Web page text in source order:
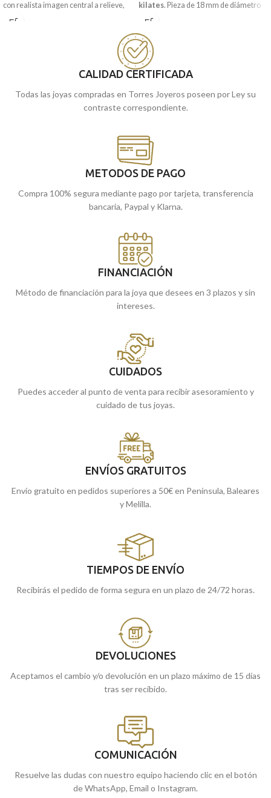
con realista imagen central a relieve,
que incorpora a modo de decoración,
Recógela en nuestras tiendas de
Málaga, o cómprala online y te la
kilates. Pieza de 18 mm de diámetro
con realista imagen central a relieve,
original y sencillo bisel lateral que le
dan ese toque tan especial.
Recógela en nuestras tiendas de
llevamos a casa.
CALIDAD CERTIFICADA
Todas las joyas compradas en Torres Joyeros poseen por Ley su
contraste correspondiente.
METODOS DE PAGO
Compra 100% segura mediante pago por tarjeta, transferencia
bancaria, Paypal y Klarna.
FINANCIACIÓN
Método de financiación para la joya que desees en 3 plazos y sin
intereses.
CUIDADOS
Puedes acceder al punto de venta para recibir asesoramiento y
cuidado de tus joyas.
ENVÍOS GRATUITOS
Envío gratuito en pedidos superiores a 50€ en Península, Baleares
y Melilla.
TIEMPOS DE ENVÍO
Recibirás el pedido de forma segura en un plazo de 24/72 horas.
DEVOLUCIONES
Aceptamos el cambio y/o devolución en un plazo máximo de 15 días
tras ser recibido.
COMUNICACIÓN
Resuelve las dudas con nuestro equipo haciendo clic en el botón
de WhatsApp, Email o Instagram.